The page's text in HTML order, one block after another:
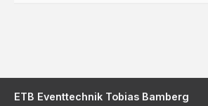
ETB Eventtechnik Tobias Bamberg